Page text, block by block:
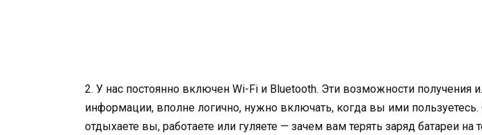
2. У нас постоянно включен Wi-Fi и Bluetooth. Эти возможности получения
информации, вполне логично, нужно включать, когда вы ими пользуетесь.
отдыхаете вы, работаете или гуляете — зачем вам терять заряд батареи на